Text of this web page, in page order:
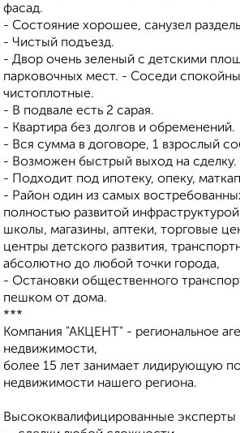
фасад.
- Состояние хорошее, санузел
- Чистый подъезд.
- Двор очень зеленый с детскими
парковочных мест. - Соседи
чистоплотные.
- В подвале есть 2 сарая.
- Квартира без долгов и обременений.
- Вся сумма в договоре, 1 взрослый
- Возможен быстрый выход на сделку.
- Подходит под ипотеку, опеку,
- Район один из самых
полностью развитой
школы, магазины, аптеки, торговые
центры детского развития,
абсолютно до любой точки города,
- Остановки общественного
пешком от дома.
***
Компания "АКЦЕНТ" - региональное
недвижимости,
более 15 лет занимает лидирующую
недвижимости нашего региона.
Высококвалифицированные эксперты